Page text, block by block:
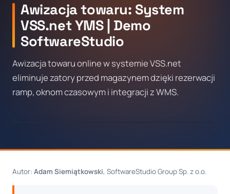
Awizacja towaru: System
VSS.net YMS | Demo
SoftwareStudio
Awizacja towaru online w systemie VSS.net
eliminuje zatory przed magazynem dzięki rezerwacji
ramp, oknom czasowym i integracji z WMS.
Autor: Adam Siemiątkowski, SoftwareStudio Group Sp. z o.o.